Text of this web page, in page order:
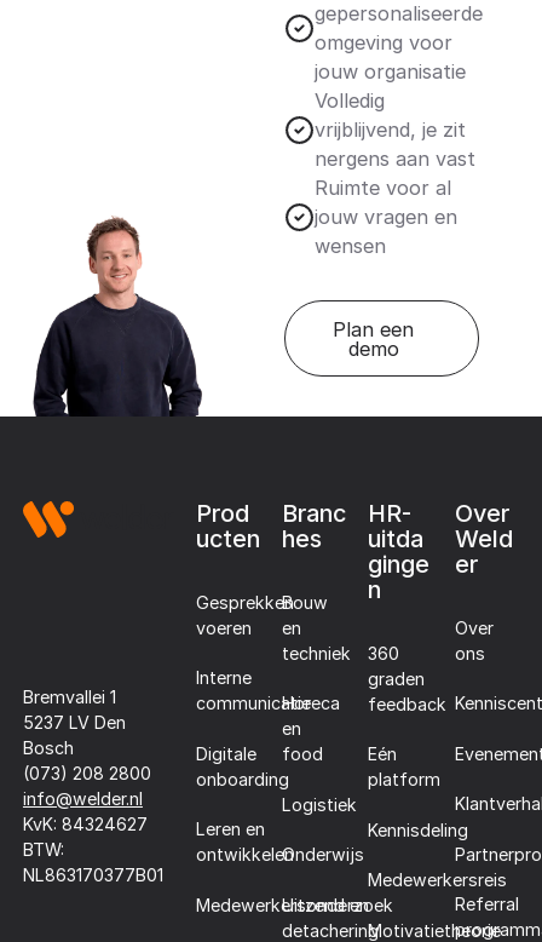
gepersonaliseerde
omgeving voor
jouw organisatie
Volledig
vrijblijvend, je zit
nergens aan vast
Ruimte voor al
jouw vragen en
wensen
Plan een
demo
Bremvallei 1
5237 LV Den
Bosch
(073) 208 2800
info@welder.nl
KvK: 84324627
BTW:
NL863170377B01
Prod
ucten
Gesprekken
voeren
Interne
communicatie
Digitale
onboarding
Leren en
ontwikkelen
Medewerkersonderzoek
Branc
hes
Bouw
en
techniek
Horeca
en
food
Logistiek
Onderwijs
Uitzend en
detachering
HR-
uitda
ginge
n
360
graden
feedback
Eén
platform
Kennisdeling
Medewerkersreis
Motivatietheorie
Over
Weld
er
Over
ons
Referral